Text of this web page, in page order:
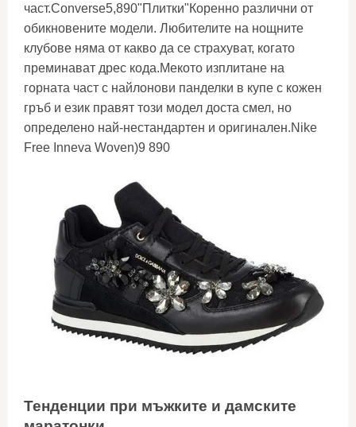
част.Converse5,890"Плитки"Коренно различни от
обикновените модели. Любителите на нощните
клубове няма от какво да се страхуват, когато
преминават дрес кода.Мекото изплитане на
горната част с найлонови панделки в купе с кожен
гръб и език правят този модел доста смел, но
определено най-нестандартен и оригинален.Nike
Free Inneva Woven)9 890
Тенденции при мъжките и дамските